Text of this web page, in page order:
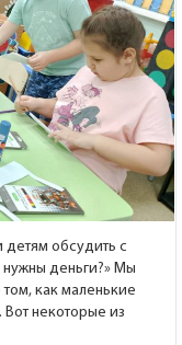
обсудить с
деньги?» Мы
как маленькие
некоторые из